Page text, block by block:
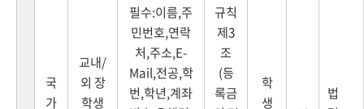
국
가
교내/
외 장
학생
필수:이름,주
민번호,연락
처,주소,E-
Mail,전공,학
번,학년,계좌
규칙
제3
조
(등
록금
학
생
법